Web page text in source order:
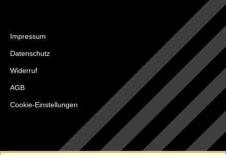
Impressum
Datenschutz
Widerruf
AGB
Cookie-Einstellungen